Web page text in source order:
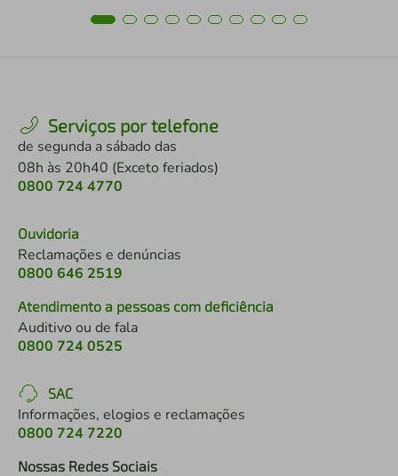
Serviços por telefone
de segunda a sábado das
08h às 20h40 (Exceto feriados)
0800 724 4770
Ouvidoria
Reclamações e denúncias
0800 646 2519
Atendimento a pessoas com deficiência
Auditivo ou de fala
0800 724 0525
SAC
Informações, elogios e reclamações
0800 724 7220
Nossas Redes Sociais